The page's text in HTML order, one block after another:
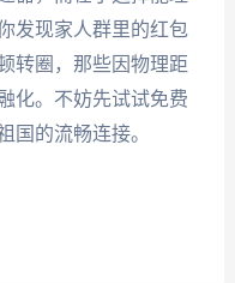
发现家人群里的红包
转圈，那些因物理距
化。不妨先试试免费
国的流畅连接。